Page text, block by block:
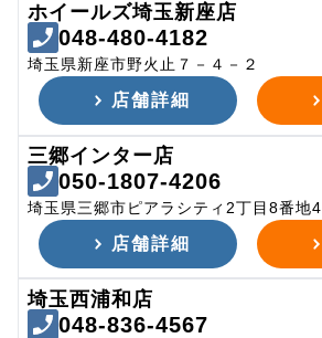
ホイールズ埼玉新座店
048-480-4182
埼玉県新座市野火止７－４－２
店舗詳細
三郷インター店
050-1807-4206
埼玉県三郷市ピアラシティ2丁目8番地4
店舗詳細
埼玉西浦和店
048-836-4567